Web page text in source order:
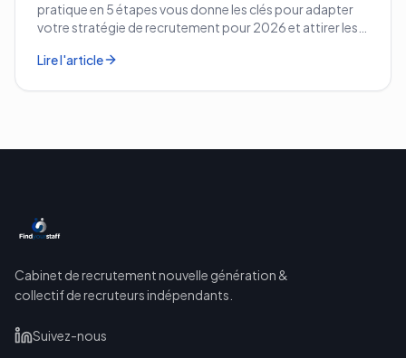
pratique en 5 étapes vous donne les clés pour adapter
votre stratégie de recrutement pour 2026 et attirer les
Lire l'article
Cabinet de recrutement nouvelle génération &
collectif de recruteurs indépendants.
Suivez-nous